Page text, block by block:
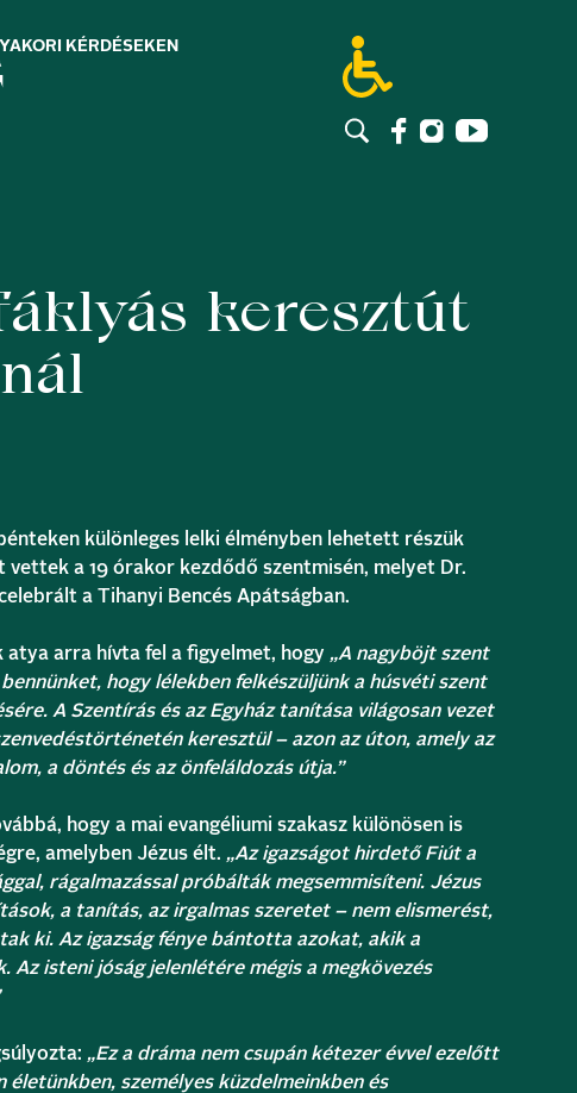
KÉRDÉSEK EN
keresztút
különleges lelki élményben lehetett részük
vettek a 19 órakor kezdődő szentmisén, melyet Dr.
a Tihanyi Bencés Apátságban.
atya arra hívta fel a figyelmet, hogy „A nagyböjt szent
hogy lélekben felkészüljünk a húsvéti szent
A Szentírás és az Egyház tanítása világosan vezet
keresztül – azon az úton, amely az
a döntés és az önfeláldozás útja.”
hogy a mai evangéliumi szakasz különösen is
amelyben Jézus élt. „Az igazságot hirdető Fiút a
rágalmazással próbálták megsemmisíteni. Jézus
a tanítás, az irgalmas szeretet – nem elismerést,
ki. Az igazság fénye bántotta azokat, akik a
isteni jóság jelenlétére mégis a megkövezés
„Ez a dráma nem csupán kétezer évvel ezelőtt
életünkben, személyes küzdelmeinkben és